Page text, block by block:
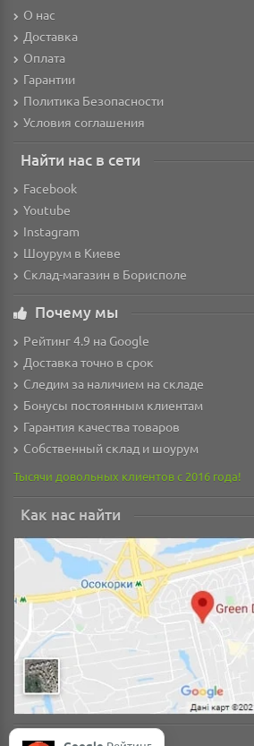
О нас
Доставка
Оплата
Гарантии
Политика Безопасности
Условия соглашения
Найти нас в сети
Facebook
Youtube
Instagram
Шоурум в Киеве
Склад-магазин в Борисполе
Почему мы
Рейтинг 4.9 на Google
Доставка точно в срок
Следим за наличием на складе
Бонусы постоянным клиентам
Гарантия качества товаров
Собственный склад и шоурум
Тысячи довольных клиентов с 2016 года!
Как нас найти